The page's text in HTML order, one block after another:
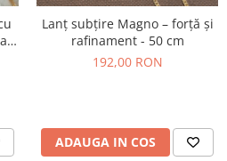
-
Lanț subțire Magno – forță și
rafinament - 50 cm
192,00 RON
ADAUGA IN COS